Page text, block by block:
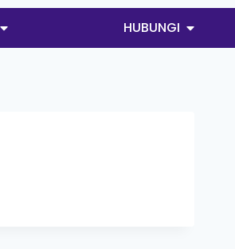
HUBUNGI